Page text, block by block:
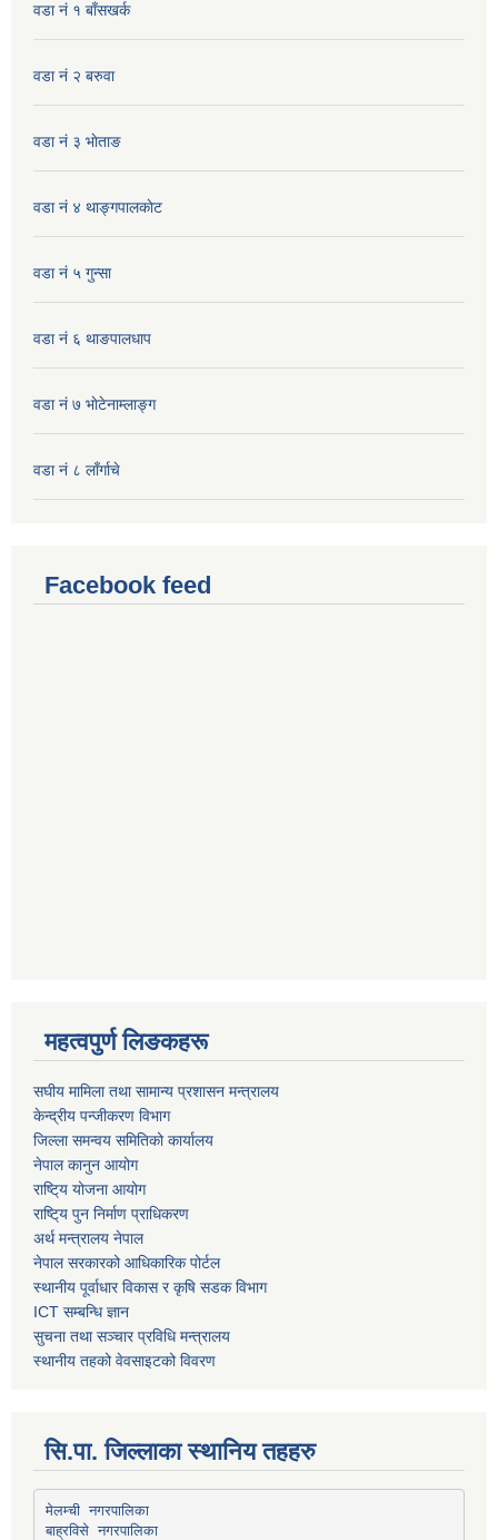
वडा नं १ बाँसखर्क
वडा नं २ बरुवा
वडा नं ३ भाेताङ
वडा नं ४ थाङ्गपालकाेट
वडा नं ५ गुन्सा
वडा नं ६ थाङपालधाप
वडा नं ७ भाेटेनाम्लाङ्ग
वडा नं ८ लाँर्गाचे
Facebook feed
महत्वपुर्ण लिङकहरू
स‌घीय मामिला तथा सामान्य प्रशासन मन्त्रालय
केन्द्रीय पन्जीकरण विभाग
जिल्ला समन्वय समितिको कार्यालय
नेपाल कानुन आयोग
राष्टि्य योजना आयोग
राष्टि्य पुन निर्माण प्राधिकरण
अर्थ मन्त्रालय नेपाल
नेपाल सरकारको आधिकारिक पोर्टल
स्थानीय पूर्वाधार विकास र कृषि सडक विभाग
ICT सम्बन्धि ज्ञान
सुचना तथा सञ्चार प्रविधि मन्त्रालय
स्थानीय तहको वेवसाइटको विवरण
सि.पा. जिल्लाका स्थानिय तहहरु
मेलम्ची नगरपालिका
बाह्रविसे नगरपालिका